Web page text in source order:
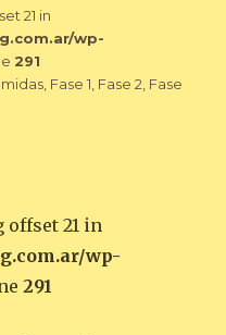
21 in
wp-
291
, Fase 1, Fase 2, Fase
21 in
wp-
291